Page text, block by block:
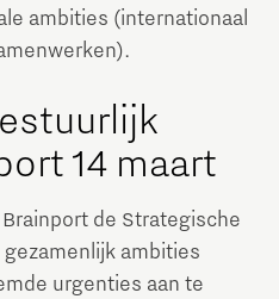
ambities (internationaal
14 maart
Brainport de Strategische
ambities
urgenties aan te